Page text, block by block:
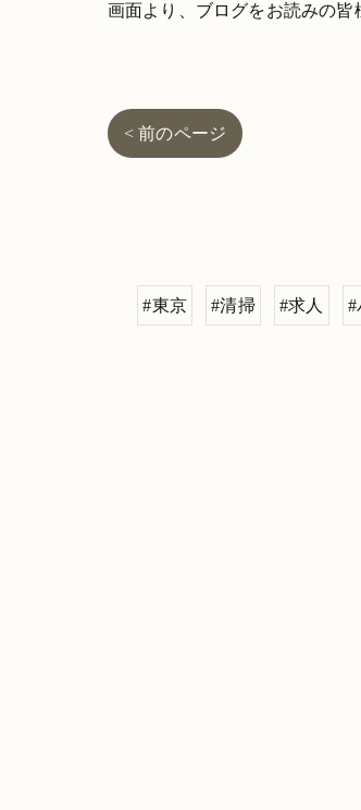
画面より、ブログをお読みの皆
< 前のページ
#東京 #清掃 #求人 #